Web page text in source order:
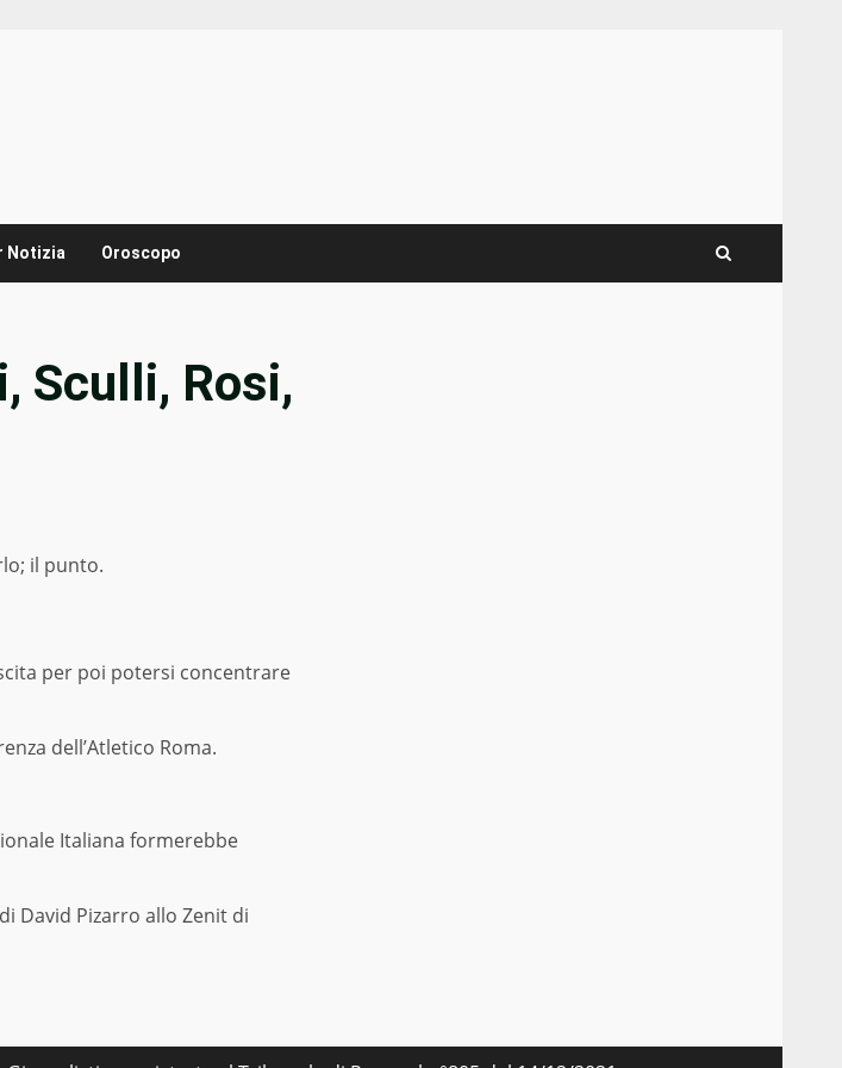
Notizia Oroscopo
Sculli, Rosi,
il punto.
per poi potersi concentrare
dell’Atletico Roma.
Italiana formerebbe
David Pizarro allo Zenit di